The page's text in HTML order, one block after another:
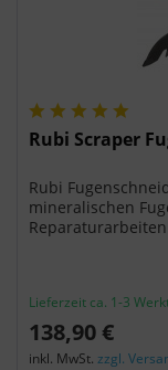
Rubi Scraper
Rubi
mineralischen
Lieferzeit ca. 1-3
138,90 €
inkl. MwSt.zzgl.